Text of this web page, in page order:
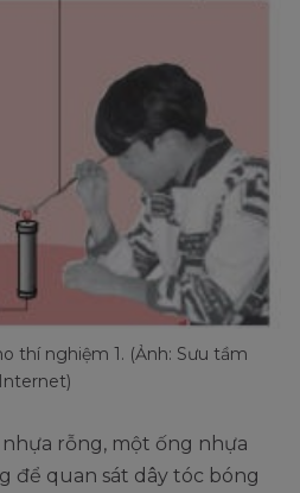
thí nghiệm 1. (Ảnh: Sưu tầm
Internet)
rỗng, một ống nhựa
để quan sát dây tóc bóng